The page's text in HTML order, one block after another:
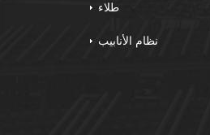
طلاء
نظام الأنابيب